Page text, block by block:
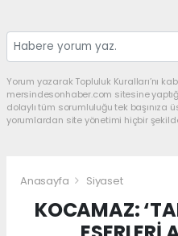
Yorum yazarak Topluluk Kuralları’nı
mersindesonhaber.com sitesine
dolaylı tüm sorumluluğu tek başınıza
yorumlardan site yönetimi hiçbir
Anasayfa Siyaset
KOCAMAZ: